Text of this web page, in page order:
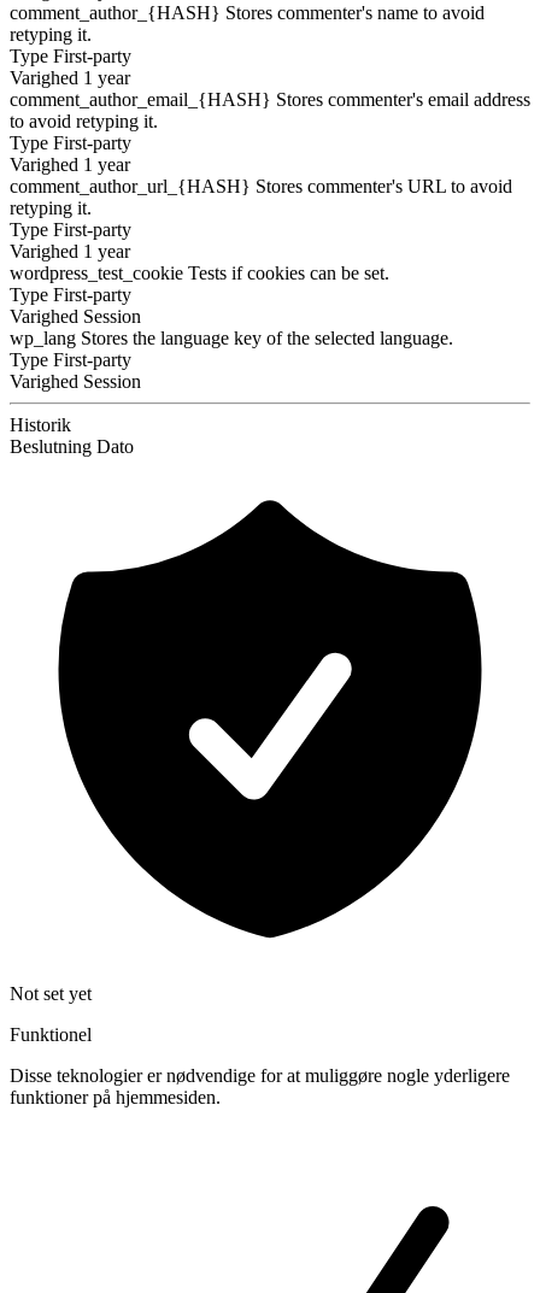
comment_author_{HASH} Stores commenter's name to avoid
retyping it.
Type First-party
Varighed 1 year
comment_author_email_{HASH} Stores commenter's email address
to avoid retyping it.
Type First-party
Varighed 1 year
comment_author_url_{HASH} Stores commenter's URL to avoid
retyping it.
Type First-party
Varighed 1 year
wordpress_test_cookie Tests if cookies can be set.
Type First-party
Varighed Session
wp_lang Stores the language key of the selected language.
Type First-party
Varighed Session
Historik
Beslutning Dato
Not set yet
Funktionel
Disse teknologier er nødvendige for at muliggøre nogle yderligere
funktioner på hjemmesiden.